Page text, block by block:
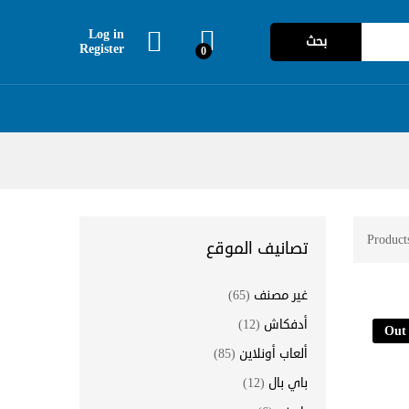
بحث
0
Log in
Register
Out
كوبون فيس بوك بقيمة 50
تصانيف الموقع
غير مصنف (65)
أدفكاش (12)
ألعاب أونلاين (85)
باي بال (12)